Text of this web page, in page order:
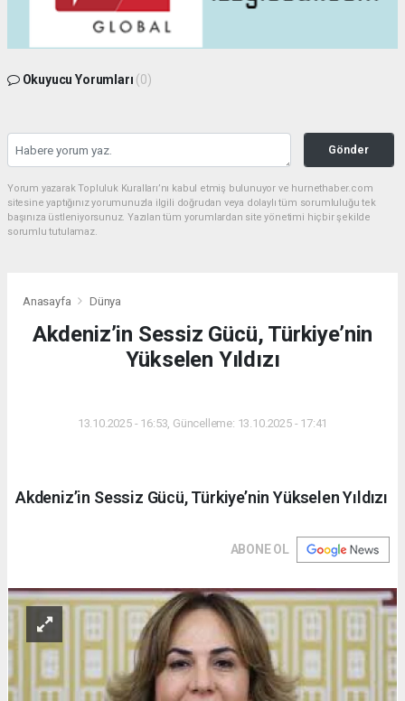
Okuyucu Yorumları (0)
Gönder
Yorum yazarak Topluluk Kuralları’nı kabul etmiş bulunuyor ve hurnethaber.com
sitesine yaptığınız yorumunuzla ilgili doğrudan veya dolaylı tüm sorumluluğu tek
başınıza üstleniyorsunuz. Yazılan tüm yorumlardan site yönetimi hiçbir şekilde
sorumlu tutulamaz.
Anasayfa Dünya
Akdeniz’in Sessiz Gücü, Türkiye’nin
Yükselen Yıldızı
13.10.2025 - 16:53, Güncelleme: 13.10.2025 - 17:41
Akdeniz’in Sessiz Gücü, Türkiye’nin Yükselen Yıldızı
ABONE OL